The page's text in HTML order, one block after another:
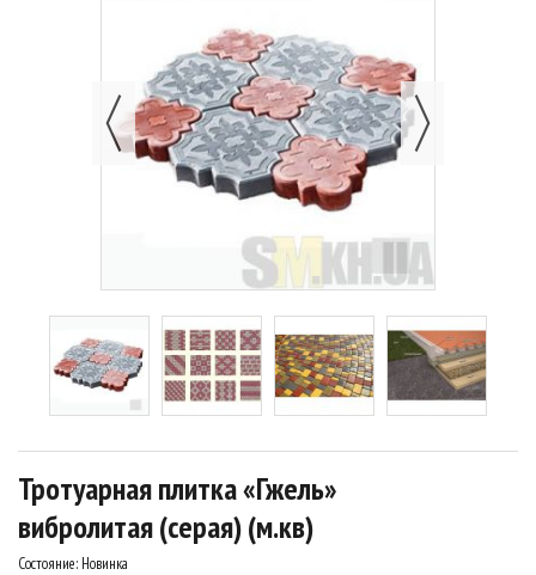
Тротуарная плитка «Гжель»
вибролитая (серая) (м.кв)
Состояние: Новинка